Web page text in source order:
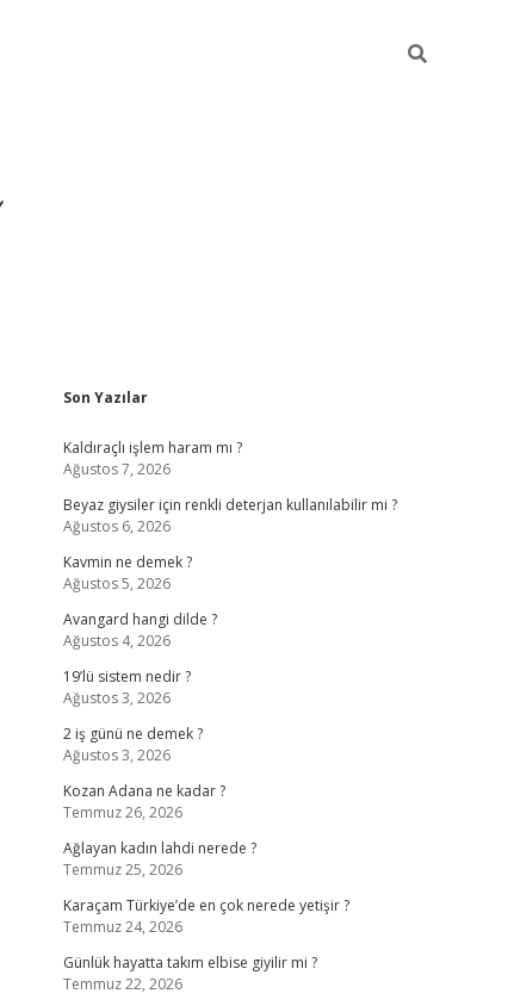
Sidebar
Son Yazılar
Kaldıraçlı işlem haram mı ?
Ağustos 7, 2026
Beyaz giysiler için renkli deterjan kullanılabilir mi ?
Ağustos 6, 2026
Kavmin ne demek ?
Ağustos 5, 2026
Avangard hangi dilde ?
Ağustos 4, 2026
19’lü sistem nedir ?
Ağustos 3, 2026
2 iş günü ne demek ?
Ağustos 3, 2026
Kozan Adana ne kadar ?
Temmuz 26, 2026
Ağlayan kadın lahdi nerede ?
Temmuz 25, 2026
Karaçam Türkiye’de en çok nerede yetişir ?
Temmuz 24, 2026
Günlük hayatta takım elbise giyilir mi ?
Temmuz 22, 2026
ilbet yeni giriş